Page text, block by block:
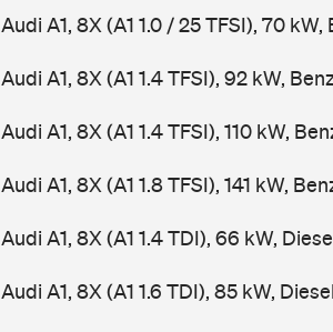
Audi A1, 8X (A1 1.0 / 25 TFSI), 70
Audi A1, 8X (A1 1.4 TFSI), 92 kW,
Audi A1, 8X (A1 1.4 TFSI), 110 kW,
Audi A1, 8X (A1 1.8 TFSI), 141 kW,
Audi A1, 8X (A1 1.4 TDI), 66 kW,
Audi A1, 8X (A1 1.6 TDI), 85 kW,